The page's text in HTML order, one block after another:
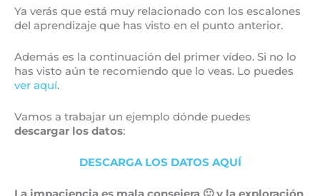
Ya verás que está muy relacionado con los escalones
del aprendizaje que has visto en el punto anterior.
Además es la continuación del primer vídeo. Si no lo
has visto aún te recomiendo que lo veas. Lo puedes
ver aquí.
Vamos a trabajar un ejemplo dónde puedes
descargar los datos:
DESCARGA LOS DATOS AQUÍ
La impaciencia es mala consejera 🙂 y la exploración